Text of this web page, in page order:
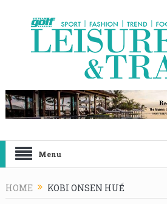
Menu
HOME KOBI ONSEN HUẾ